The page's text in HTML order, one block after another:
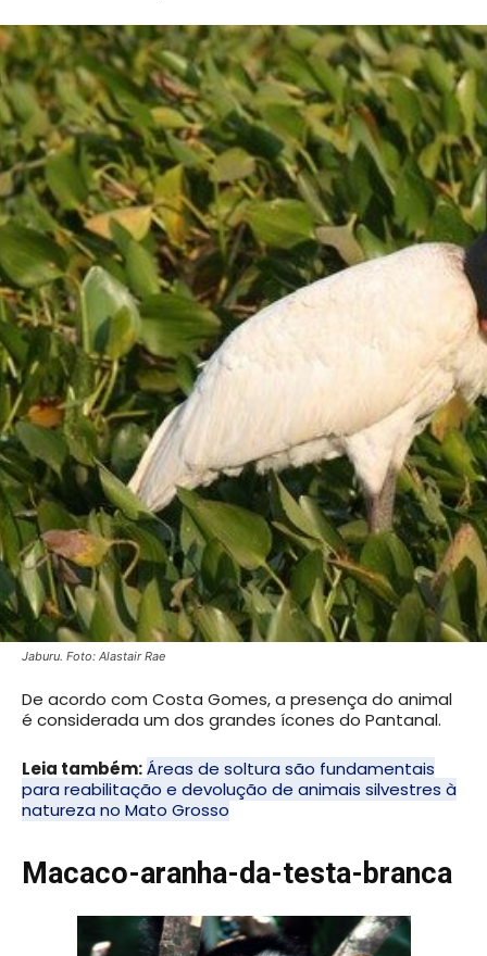
Jaburu. Foto: Alastair Rae
De acordo com Costa Gomes, a presença do animal
é considerada um dos grandes ícones do Pantanal.
Leia também:Áreas de soltura são fundamentais
para reabilitação e devolução de animais silvestres à
natureza no Mato Grosso
Macaco-aranha-da-testa-branca